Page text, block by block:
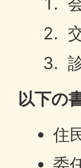
以下の
住